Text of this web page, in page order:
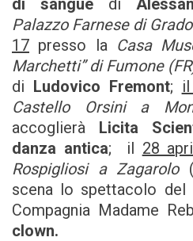
di sangue di
Palazzo Farnese di
17 presso la Casa
Marchetti” di Fumone
di Ludovico Fremont;
Castello Orsini a
accoglierà Licita
danza antica; il 28
Rospigliosi a Zagarolo
scena lo spettacolo del
Compagnia Madame
clown.